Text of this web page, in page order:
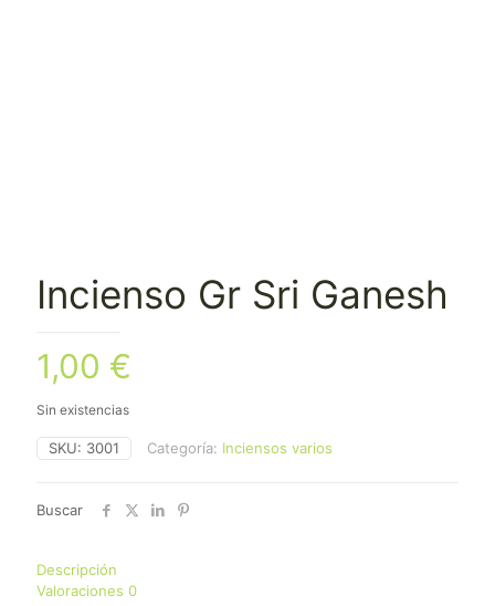
Incienso Gr Sri Ganesh
1,00 €
Sin existencias
SKU: 3001 Categoría: Inciensos varios
Buscar
Descripción
Valoraciones 0